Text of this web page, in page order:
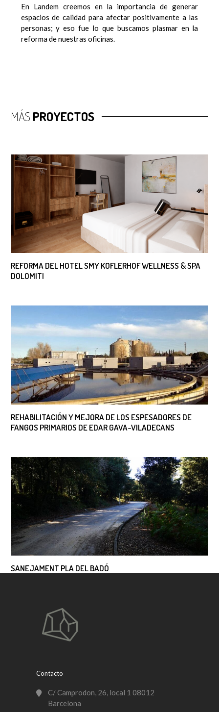
En Landem creemos en la importancia de generar
espacios de calidad para afectar positivamente a las
personas; y eso fue lo que buscamos plasmar en la
reforma de nuestras oficinas.
MÁS PROYECTOS
REFORMA DEL HOTEL SMY KOFLERHOF WELLNESS & SPA
DOLOMITI
REHABILITACIÓN Y MEJORA DE LOS ESPESADORES DE
FANGOS PRIMARIOS DE EDAR GAVA-VILADECANS
SANEJAMENT PLA DEL BADÓ
Contacto
C/ Camprodon, 26, local 1 08012
Barcelona